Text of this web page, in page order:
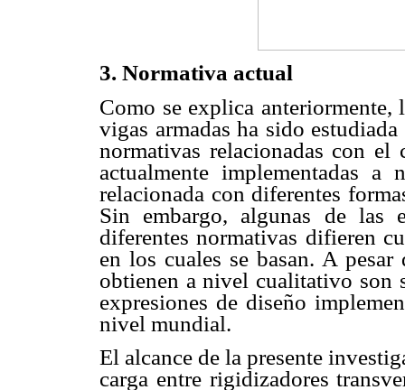
3. Normativa actual
Como se explica anteriormente,
vigas armadas ha sido
normativas relacionadas con el
actualmente implementadas
relacionada con diferentes
Sin embargo, algunas de las
diferentes normativas difieren
en los cuales se basan. A
obtienen a nivel cualitativo son
expresiones de diseño
nivel mundial.
El alcance de la presente
carga entre rigidizadores